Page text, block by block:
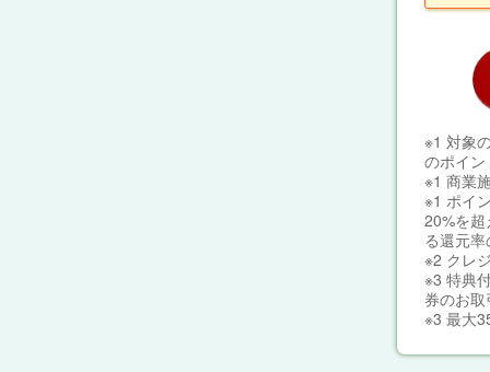
※1 対象
のポイ
※1 商業
※1 ポイ
20%を
る還元
※2 クレ
※3 特典
券のお
※3 最大